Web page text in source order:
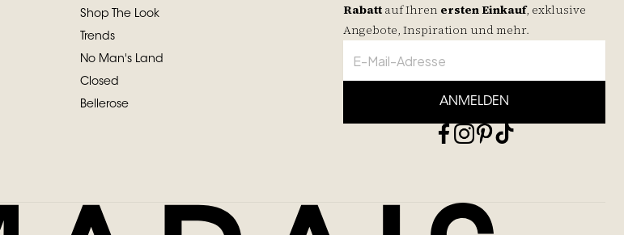
Shop The Look
Trends
No Man's Land
Closed
Bellerose
Rabatt aufIhren ersten Einkauf, exklusive
Angebote, Inspiration und mehr.
ANMELDEN